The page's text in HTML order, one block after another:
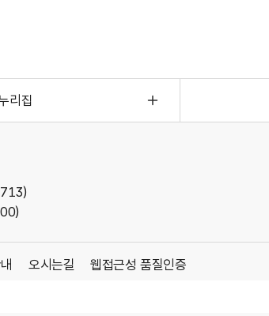
리집
오시는길 웹접근성 품질인증